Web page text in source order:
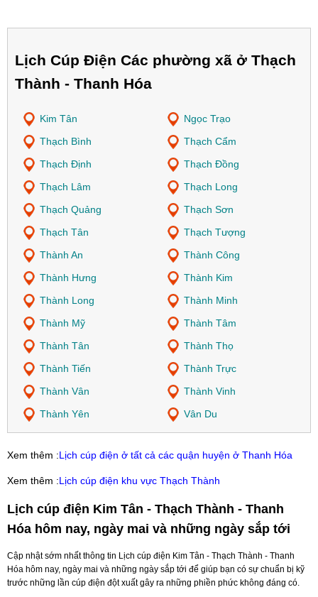
Lịch Cúp Điện Các phường xã ở Thạch
Thành - Thanh Hóa
Kim Tân
Ngọc Trạo
Thạch Bình
Thạch Cẩm
Thạch Định
Thạch Đồng
Thạch Lâm
Thạch Long
Thạch Quảng
Thạch Sơn
Thạch Tân
Thạch Tượng
Thành An
Thành Công
Thành Hưng
Thành Kim
Thành Long
Thành Minh
Thành Mỹ
Thành Tâm
Thành Tân
Thành Thọ
Thành Tiến
Thành Trực
Thành Vân
Thành Vinh
Thành Yên
Vân Du
Xem thêm :Lịch cúp điện ở tất cả các quận huyện ở Thanh Hóa
Xem thêm :Lịch cúp điện khu vực Thạch Thành
Lịch cúp điện Kim Tân - Thạch Thành - Thanh
Hóa hôm nay, ngày mai và những ngày sắp tới
Cập nhật sớm nhất thông tin Lịch cúp điện Kim Tân - Thạch Thành - Thanh
Hóa hôm nay, ngày mai và những ngày sắp tới để giúp bạn có sự chuẩn bị kỹ
trước những lần cúp điện đột xuất gây ra những phiền phức không đáng có.